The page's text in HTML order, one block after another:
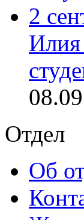
2
Илия
Отдел
Об